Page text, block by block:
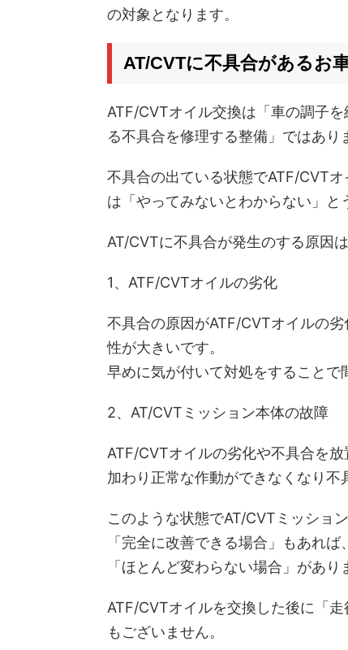
の対象となります。
AT/CVTに不具合があるお
ATF/CVTオイル交換は「車の調子
る不具合を修理する整備」ではあり
不具合の出ている状態でATF/CVT
は「やってみないとわからない」と
AT/CVTに不具合が発生のする原因
1、ATF/CVTオイルの劣化
不具合の原因がATF/CVTオイルの
性が大きいです。
早めに気が付いて対処をすることで
2、AT/CVTミッション本体の故障
ATF/CVTオイルの劣化や不具合を
加わり正常な作動ができなくなり不
このような状態でAT/CVTミッショ
「完全に改善できる場合」もあれ
「ほとんど変わらない場合」があり
ATF/CVTオイルを交換した後に「
もございません。